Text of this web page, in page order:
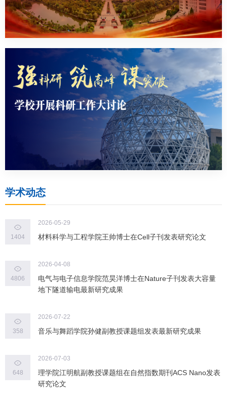
学术动态
1404
2026-05-29
材料科学与工程学院王帅博士在Cell子刊发表研究论文
4806
2026-04-08
电气与电子信息学院范昊洋博士在Nature子刊发表大容量
地下隧道输电最新研究成果
358
2026-07-22
音乐与舞蹈学院孙健副教授课题组发表最新研究成果
648
2026-07-03
理学院江明航副教授课题组在自然指数期刊ACS Nano发表
研究论文